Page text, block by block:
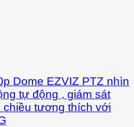
Dome EZVIZ PTZ nhìn
tự động , giám sát
chiều tương thích với